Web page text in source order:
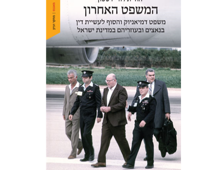
יהודית דורי דסטון
הנחת אתר ספר מודפס
$46
$41